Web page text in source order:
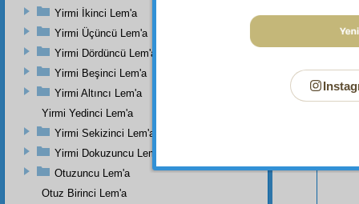
Bu
Yirmi İkinci Lem'a
Yirmi Üçüncü Lem'a
Yirmi Dördüncü Lem'a
Yirmi Beşinci Lem'a
Yirmi Altıncı Lem'a
Yirmi Yedinci Lem'a
Yirmi Sekizinci Lem'a
Yirmi Dokuzuncu Lem'a
Otuzuncu Lem'a
Otuz Birinci Lem'a